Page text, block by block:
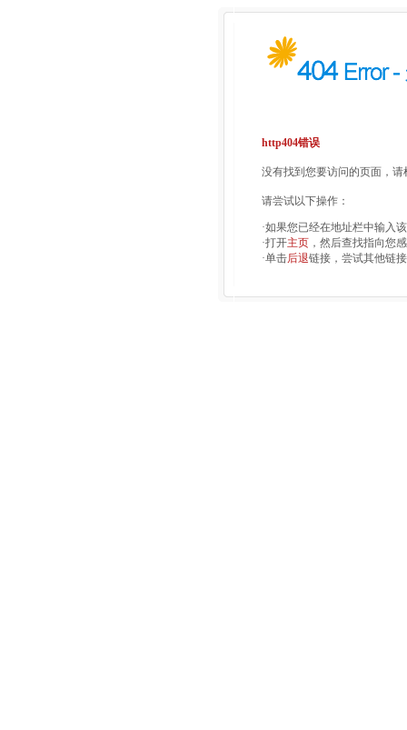
http404错误
没有找到您要访问的页面，
请尝试以下操作：
·如果您已经在地址栏中输入
·打开主页 ，然后查找指向您
·单击后退链接，尝试其他链